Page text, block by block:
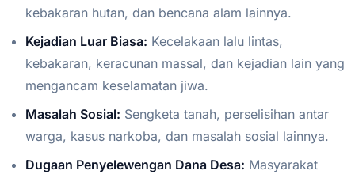
kebakaran hutan, dan bencana alam lainnya.
Kejadian Luar Biasa: Kecelakaan lalu lintas,
kebakaran, keracunan massal, dan kejadian lain yang
mengancam keselamatan jiwa.
Masalah Sosial: Sengketa tanah, perselisihan antar
warga, kasus narkoba, dan masalah sosial lainnya.
Dugaan Penyelewengan Dana Desa: Masyarakat